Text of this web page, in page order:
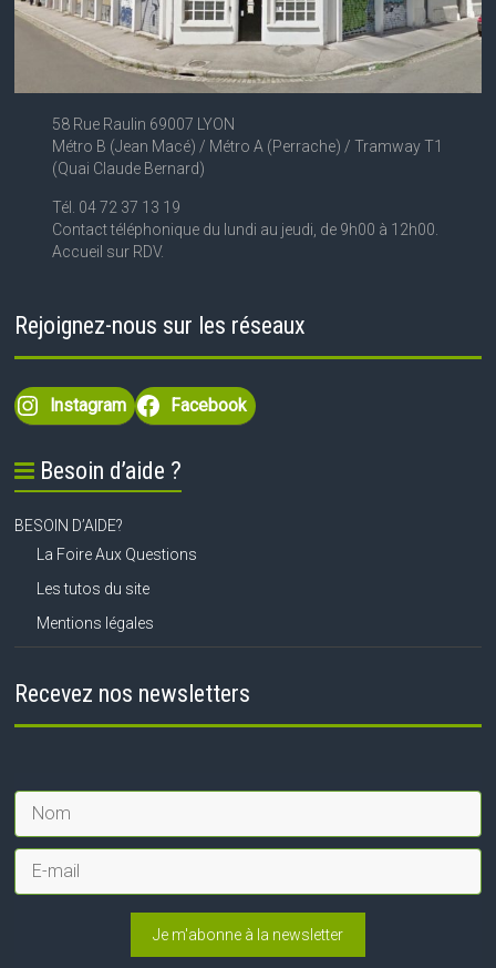
58 Rue Raulin 69007 LYON
Métro B (Jean Macé) / Métro A (Perrache) / Tramway T1
(Quai Claude Bernard)
Tél. 04 72 37 13 19
Contact téléphonique du lundi au jeudi, de 9h00 à 12h00.
Accueil sur RDV.
Rejoignez-nous sur les réseaux
Instagram Facebook
Besoin d’aide ?
BESOIN D’AIDE?
La Foire Aux Questions
Les tutos du site
Mentions légales
Recevez nos newsletters
Je m'abonne à la newsletter